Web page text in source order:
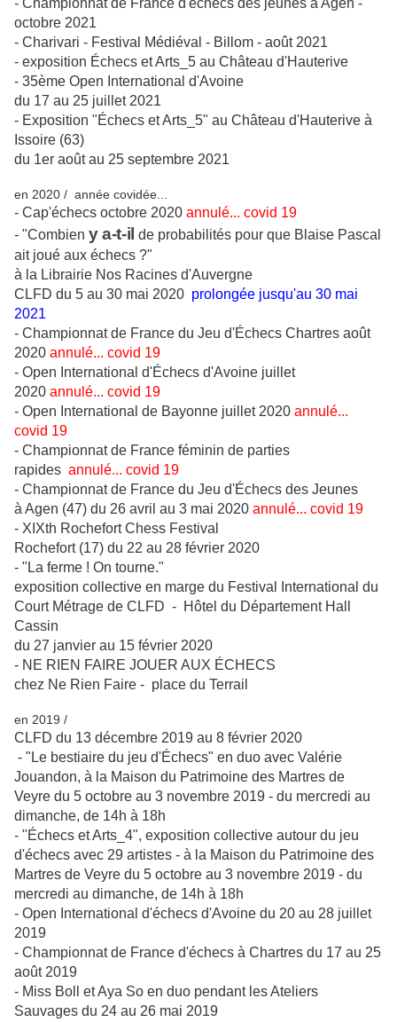
- Championnat de France d'échecs des jeunes à Agen -
octobre 2021
- Charivari - Festival Médiéval - Billom - août 2021
- exposition Échecs et Arts_5 au Château d'Hauterive
- 35ème Open International d'Avoine
du 17 au 25 juillet 2021
- Exposition "Échecs et Arts_5" au Château d'Hauterive à
Issoire (63)
du 1er août au 25 septembre 2021
en 2020 / année covidée...
- Cap'échecs octobre 2020 annulé... covid 19
- "Combien y a-t-il de probabilités pour que Blaise Pascal
ait joué aux échecs ?"
à la Librairie Nos Racines d'Auvergne
CLFD du 5 au 30 mai 2020 prolongée jusqu'au 30 mai
2021
- Championnat de France du Jeu d'Échecs Chartres août
2020 annulé... covid 19
- Open International d'Échecs d'Avoine juillet
2020 annulé... covid 19
- Open International de Bayonne juillet 2020 annulé...
covid 19
- Championnat de France féminin de parties
rapides annulé... covid 19
- Championnat de France du Jeu d'Échecs des Jeunes
à Agen (47) du 26 avril au 3 mai 2020 annulé... covid 19
- XIXth Rochefort Chess Festival
Rochefort (17) du 22 au 28 février 2020
- "La ferme ! On tourne."
exposition collective en marge du Festival International du
Court Métrage de CLFD - Hôtel du Département Hall
Cassin
du 27 janvier au 15 février 2020
- NE RIEN FAIRE JOUER AUX ÉCHECS
chez Ne Rien Faire - place du Terrail
en 2019 /
CLFD du 13 décembre 2019 au 8 février 2020
- "Le bestiaire du jeu d'Échecs" en duo avec Valérie
Jouandon, à la Maison du Patrimoine des Martres de
Veyre du 5 octobre au 3 novembre 2019 - du mercredi au
dimanche, de 14h à 18h
- "Échecs et Arts_4", exposition collective autour du jeu
d'échecs avec 29 artistes - à la Maison du Patrimoine des
Martres de Veyre du 5 octobre au 3 novembre 2019 - du
mercredi au dimanche, de 14h à 18h
- Open International d'échecs d'Avoine du 20 au 28 juillet
2019
- Championnat de France d'échecs à Chartres du 17 au 25
août 2019
- Miss Boll et Aya So en duo pendant les Ateliers
Sauvages du 24 au 26 mai 2019